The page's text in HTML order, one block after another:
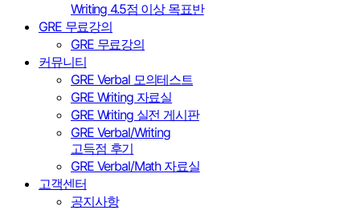
Writing 4.5점 이상 목표반
GRE 무료강의
GRE 무료강의
커뮤니티
GRE Verbal 모의테스트
GRE Writing 자료실
GRE Writing 실전 게시판
GRE Verbal/Writing
고득점 후기
GRE Verbal/Math 자료실
고객센터
공지사항